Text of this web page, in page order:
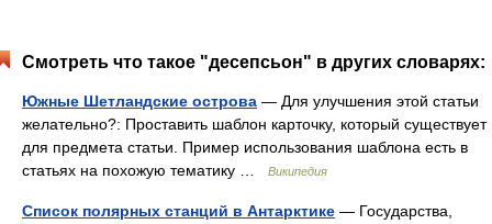
Смотреть что такое "десепсьон" в других словарях:
Южные Шетландские острова — Для улучшения этой статьи
желательно?: Проставить шаблон карточку, который существует
для предмета статьи. Пример использования шаблона есть в
статьях на похожую тематику …
Википедия
Список полярных станций в Антарктике — Государства,